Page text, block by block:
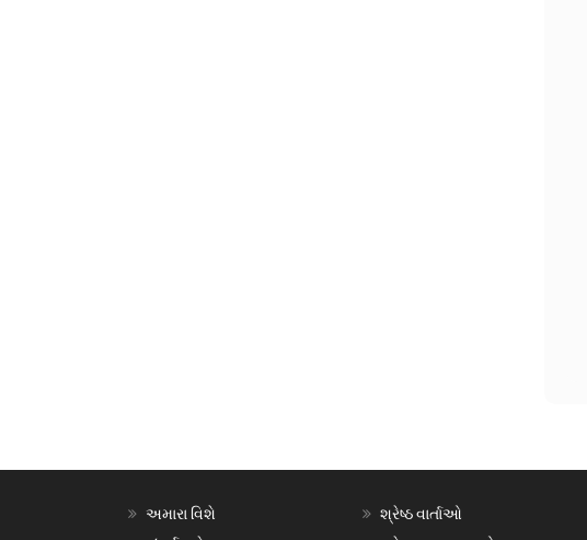
અમારા વિશે
શ્રેષ્ઠ વાર્તાઓ